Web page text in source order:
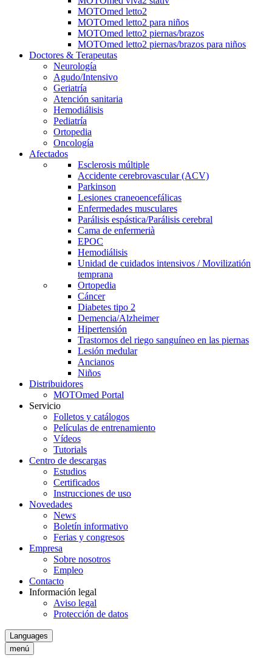
MOTOmed letto2
MOTOmed letto2 para niños
MOTOmed letto2 piernas/brazos
MOTOmed letto2 piernas/brazos para niños
Doctores & Terapeutas
Neurología
Agudo/Intensivo
Geriatría
Atención sanitaria
Hemodiálisis
Pediatría
Ortopedia
Oncología
Afectados
Esclerosis múltiple
Accidente cerebrovascular (ACV)
Parkinson
Lesiones craneoencefálicas
Enfermedades musculares
Parálisis espástica/Parálisis cerebral
Cama de enfermerià
EPOC
Hemodiálisis
Unidad de cuidados intensivos / Movilizatión
temprana
Ortopedia
Cáncer
Diabetes tipo 2
Demencia/Alzheimer
Hipertensión
Trastornos del riego sanguíneo en las piernas
Lesión medular
Ancianos
Niños
Distribuidores
MOTOmed Portal
Servicio
Folletos y catálogos
Películas de entrenamiento
Vídeos
Tutorials
Centro de descargas
Estudios
Certificados
Instrucciones de uso
Novedades
News
Boletín informativo
Ferias y congresos
Empresa
Sobre nosotros
Empleo
Contacto
Información legal
Aviso legal
Protección de datos
Languages
menú